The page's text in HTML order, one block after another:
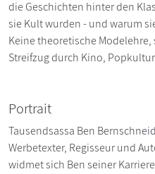
die Geschichten hinter den
sie Kult wurden - und warum
Keine theoretische
Streifzug durch Kino,
Portrait
Tausendsassa Ben
Werbetexter, Regisseur und
widmet sich Ben seiner